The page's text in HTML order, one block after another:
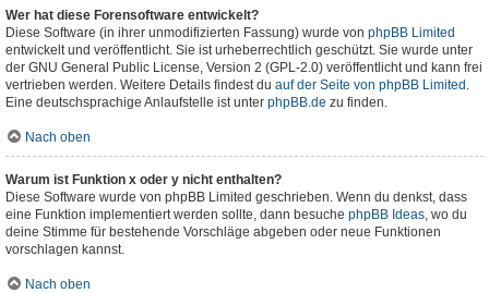
Wer hat diese Forensoftware entwickelt?
Diese Software (in ihrer unmodifizierten Fassung) wurde von phpBB Limited
entwickelt und veröffentlicht. Sie ist urheberrechtlich geschützt. Sie wurde unter
der GNU General Public License, Version 2 (GPL-2.0) veröffentlicht und kann frei
vertrieben werden. Weitere Details findest du auf der Seite von phpBB Limited .
Eine deutschsprachige Anlaufstelle ist unter phpBB.de zu finden.
Nach oben
Warum ist Funktion x oder y nicht enthalten?
Diese Software wurde von phpBB Limited geschrieben. Wenn du denkst, dass
eine Funktion implementiert werden sollte, dann besuche phpBB Ideas, wo du
deine Stimme für bestehende Vorschläge abgeben oder neue Funktionen
vorschlagen kannst.
Nach oben